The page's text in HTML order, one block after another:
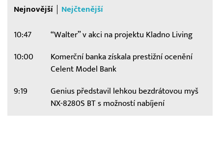
Nejnovější Nejčtenější
10:47 “Walter” v akci na projektu Kladno Living
10:00
Komerční banka získala prestižní ocenění
Celent Model Bank
9:19
Genius představil lehkou bezdrátovou myš
NX-8280S BT s možností nabíjení